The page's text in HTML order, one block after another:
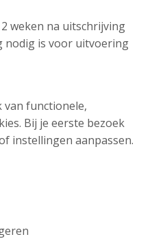
weken na uitschrijving
nodig is voor uitvoering
functionele,
Bij je eerste bezoek
instellingen aanpassen.